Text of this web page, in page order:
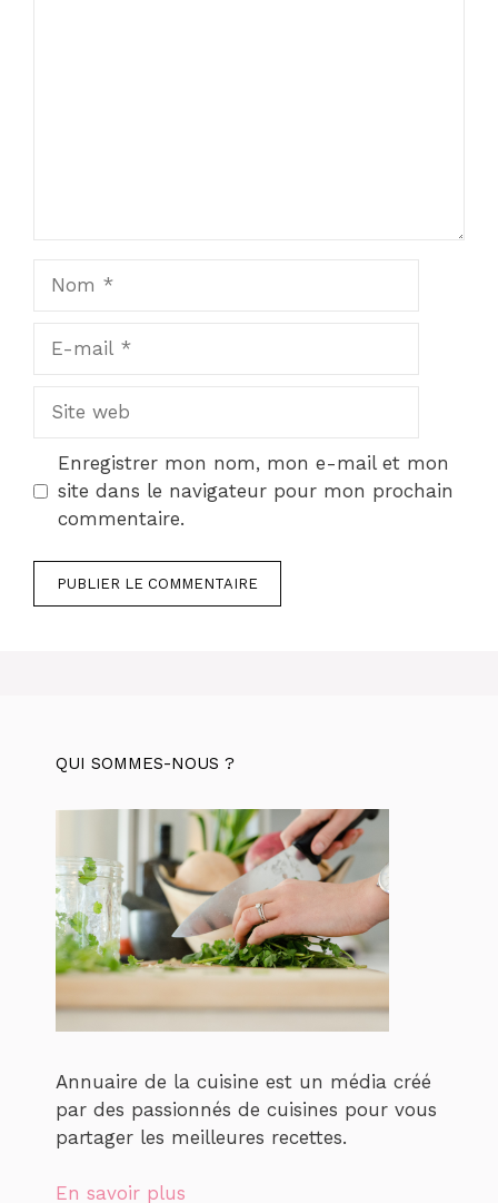
mail
web
Enregistrer mon nom, mon e-mail et mon
site dans le navigateur pour mon prochain
commentaire.
QUI SOMMES-NOUS ?
Annuaire de la cuisine est un média créé
par des passionnés de cuisines pour vous
partager les meilleures recettes.
En savoir plus